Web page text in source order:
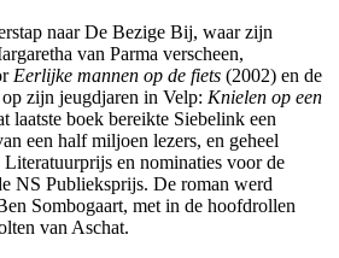
naar De Bezige Bij, waar zijn
van Parma verscheen,
Eerlijke mannen op de fiets (2002) en de
zijn jeugdjaren in Velp: Knielen op een
laatste boek bereikte Siebelink een
een half miljoen lezers, en geheel
en nominaties voor de
NS Publieksprijs. De roman werd
Sombogaart, met in de hoofdrollen
van Aschat.